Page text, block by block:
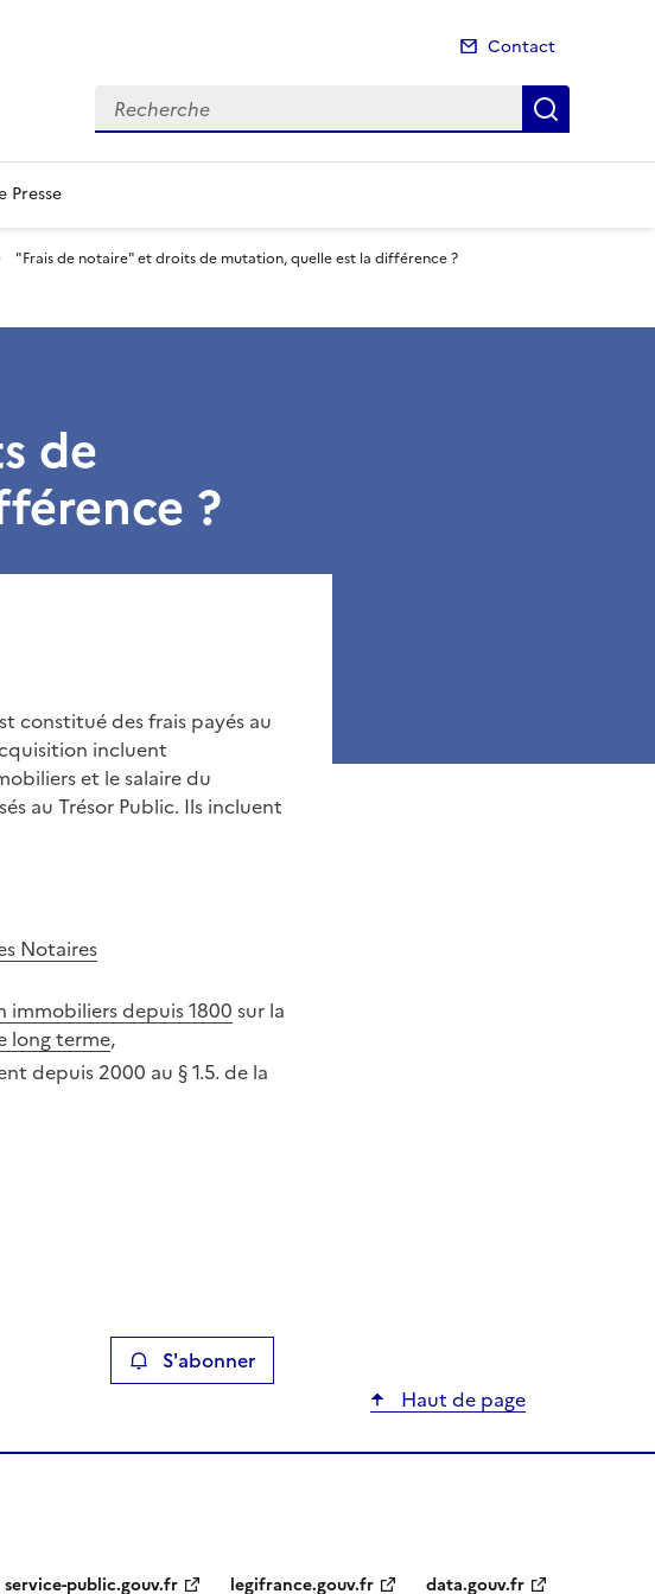
Contact
Recherche
Presse
"Frais de notaire" et droits de mutation, quelle est la différence ?
de
?
constitué des frais payés au
incluent
et le salaire du
au Trésor Public. Ils incluent
Notaires
immobiliers depuis 1800 sur la
long terme,
depuis 2000 au § 1.5. de la
le presse-papier S'abonner
Haut de page
service-public.gouv.fr legifrance.gouv.fr data.gouv.fr